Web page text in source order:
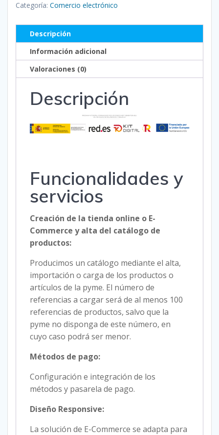
Categoría: Comercio electrónico
Descripción
Información adicional
Valoraciones (0)
Descripción
Funcionalidades y
servicios
Creación de la tienda online o E-
Commerce y alta del catálogo de
productos:
Producimos un catálogo mediante el alta,
importación o carga de los productos o
artículos de la pyme. El número de
referencias a cargar será de al menos 100
referencias de productos, salvo que la
pyme no disponga de este número, en
cuyo caso podrá ser menor.
Métodos de pago:
Configuración e integración de los
métodos y pasarela de pago.
Diseño Responsive:
La solución de E-Commerce se adapta para